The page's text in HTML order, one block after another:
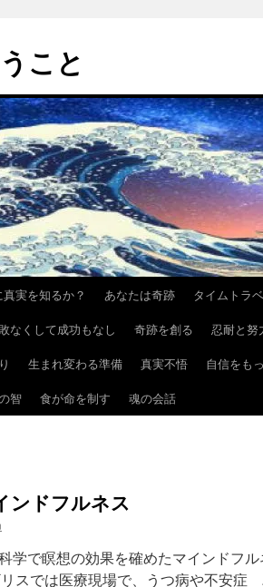
こと
実を知るか？ あなたは奇跡 タイムトラ
なくして成功もなし 奇跡を創る 忍耐と努
生まれ変わる準備 真実不悟 自信をも
智 食が命を制す 魂の会話
ンドフルネス
学で瞑想の効果を確めたマインドフ
リスでは医療現場で、うつ病や不安